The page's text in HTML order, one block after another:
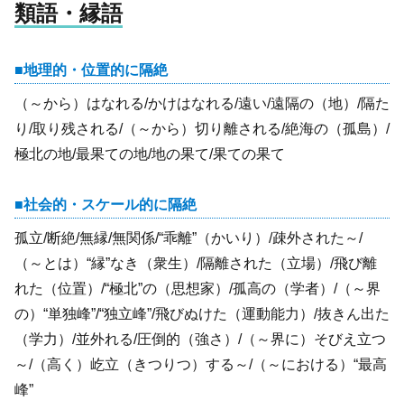
類語・縁語
地理的・位置的に隔絶
（～から）はなれる/かけはなれる/遠い/遠隔の（地）/隔た
り/取り残される/（～から）切り離される/絶海の（孤島）/
極北の地/最果ての地/地の果て/果ての果て
社会的・スケール的に隔絶
孤立/断絶/無縁/無関係/“乖離”（かいり）/疎外された～/
（～とは）“縁”なき（衆生）/隔離された（立場）/飛び離
れた（位置）/“極北”の（思想家）/孤高の（学者）/（～界
の）“単独峰”/“独立峰”/飛びぬけた（運動能力）/抜きん出た
（学力）/並外れる/圧倒的（強さ）/（～界に）そびえ立つ
～/（高く）屹立（きつりつ）する～/（～における）“最高
峰”